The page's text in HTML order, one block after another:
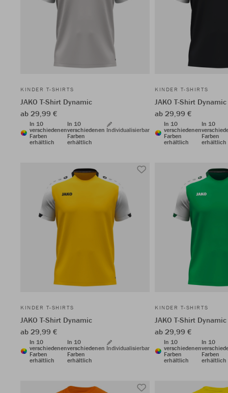
KINDER T-SHIRTS
JAKO T-Shirt Dynamic
ab 29,99 €
In 10
verschiedenen
Farben
erhältlich
In 10
verschiedenen
Farben
erhältlich
Individualisierbar
KINDER T-SHIRTS
JAKO T-Shirt Dynamic
ab 29,99 €
In 10
verschiedenen
Farben
erhältlich
In 10
Farben
erhältlich
KINDER T-SHIRTS
JAKO T-Shirt Dynamic
ab 29,99 €
In 10
verschiedenen
Farben
erhältlich
In 10
verschiedenen
Farben
erhältlich
Individualisierbar
KINDER T-SHIRTS
JAKO T-Shirt Dynamic
ab 29,99 €
In 10
verschiedenen
Farben
erhältlich
In 10
Farben
erhältlich